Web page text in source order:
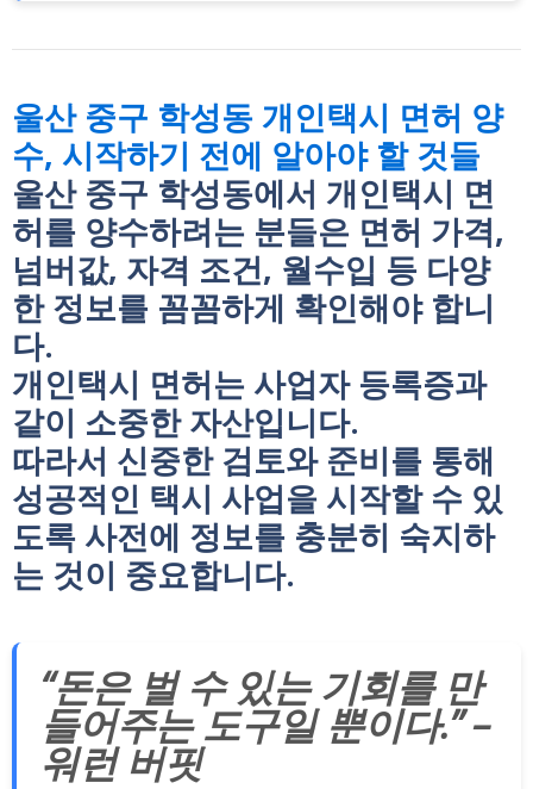
울산 중구 학성동 개인택시 면허 양
수, 시작하기 전에 알아야 할 것들
울산 중구 학성동에서 개인택시 면
허를 양수하려는 분들은 면허 가격,
넘버값, 자격 조건, 월수입 등 다양
한 정보를 꼼꼼하게 확인해야 합니
다.
개인택시 면허는 사업자 등록증과
같이 소중한 자산입니다.
따라서 신중한 검토와 준비를 통해
성공적인 택시 사업을 시작할 수 있
도록 사전에 정보를 충분히 숙지하
는 것이 중요합니다.
“돈은 벌 수 있는 기회를 만
들어주는 도구일 뿐이다.” –
워런 버핏